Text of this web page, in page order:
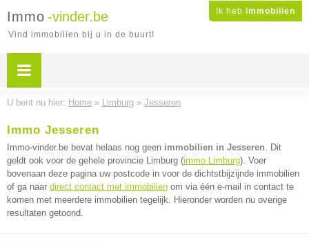
Ik heb immobilien
Immo -vinder.be
Vind immobilien bij u in de buurt!
U bent nu hier: Home » Limburg » Jesseren
Immo Jesseren
Immo-vinder.be bevat helaas nog geen immobilien in Jesseren. Dit
geldt ook voor de gehele provincie Limburg (immo Limburg). Voer
bovenaan deze pagina uw postcode in voor de dichtstbijzijnde immobilien
of ga naar direct contact met immobilien om via één e-mail in contact te
komen met meerdere immobilien tegelijk. Hieronder worden nu overige
resultaten getoond.